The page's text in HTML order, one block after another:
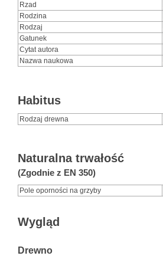
Rzad
Rodzina
Rodzaj
Gatunek
Cytat autora
Nazwa naukowa
Habitus
Rodzaj drewna
Naturalna trwałość
(Zgodnie z EN 350)
Pole oporności na grzyby
Wygląd
Drewno